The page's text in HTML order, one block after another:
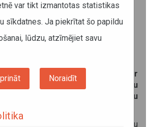
regulējums
Autotransporta direkcija ir
jautājumus no pašvaldību
ar normatīvo aktu regulējumu
nodrošināšanai.
pašvaldībām, nodrošinot skolēnu
var tikt izmantotas statistikas
sīkdatnes. Ja piekrītat šo papildu
lūdzu, atzīmējiet savu
Noraidīt